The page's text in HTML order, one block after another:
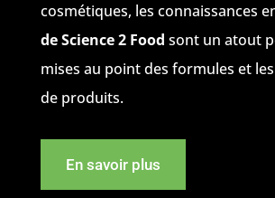
cosmétiques, les connaissances
de Science 2 Food sont un atout
mises au point des formules et
de produits.
En savoir plus